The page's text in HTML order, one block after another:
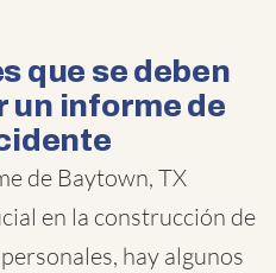
que se deben
un informe de
de Baytown, TX
en la construcción de
hay algunos